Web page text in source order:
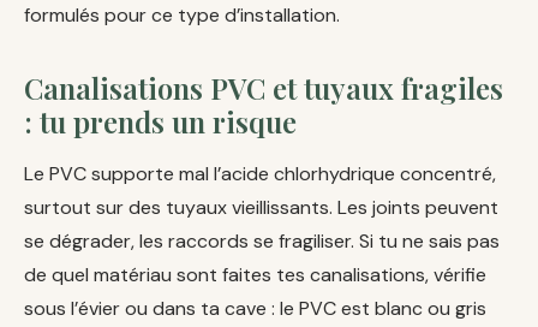
formulés pour ce type d’installation.
Canalisations PVC et tuyaux fragiles
: tu prends un risque
Le PVC supporte mal l’acide chlorhydrique concentré,
surtout sur des tuyaux vieillissants. Les joints peuvent
se dégrader, les raccords se fragiliser. Si tu ne sais pas
de quel matériau sont faites tes canalisations, vérifie
sous l’évier ou dans ta cave : le PVC est blanc ou gris